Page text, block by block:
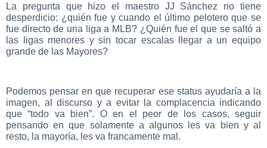
La pregunta que hizo el maestro JJ Sánchez no tiene
desperdicio: ¿quién fue y cuando el último pelotero que se
fue directo de una liga a MLB? ¿Quién fue el que se saltó a
las ligas menores y sin tocar escalas llegar a un equipo
grande de las Mayores?
Podemos pensar en que recuperar ese status ayudaría a la
imagen, al discurso y a evitar la complacencia indicando
que “todo va bien”. O en el peor de los casos, seguir
pensando en que solamente a algunos les va bien y al
resto, la mayoría, les va francamente mal.